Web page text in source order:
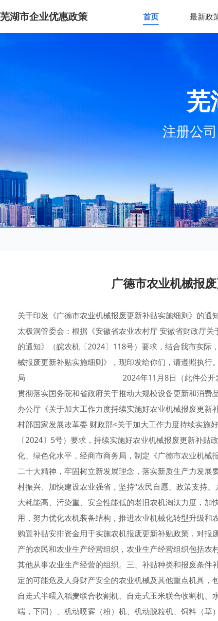
芜湖市企业优惠政策 首页 最新政
芜
注册公
广德市农业机械报
关于印发《广德市农业机械报废更新补贴实施细则》的
太极洞管委会：根据《安徽省农业农村厅 安徽省财政厅
的通知》（皖农机〔2024〕118号）要求，结合我市实
械报废更新补贴实施细则》，现印发给你们，请遵照执行
局 2024年11月8日（此件公开发布） 广德
贯彻落实国务院和省政府关于推动大规模设备更新和消
办公厅《关于加大工作力度持续实施好农业机械报废更
村部国家发展改革委 财政部<关于加大工作力度持续实施
〔2024〕5号）要求，持续实施好农业机械报废更新补
化、绿色化水平，经商市商务局，制定《广德市农业机
二十大精神，牢固树立新发展理念，落实新质生产力发
村振兴、加快建设农业强省，坚持“农民自愿、政策支持
大耗能高、污染重、安全性能低的老旧农机淘汰力度，
用，努力优化农机装备结构，推进农业机械化转型升级
购置补贴安排资金用于实施农机报废更新补贴政策，对
产的农民和农业生产经营组织，农业生产经营组织包括
其他从事农业生产经营的组织。三、补贴种类和报废条
定的可能危及人身财产安全的农业机械及其他重点机具
自走式半喂入稻麦联合收割机、自走式玉米联合收割机
端，下同）、机动喷雾（粉）机、机动脱粒机、饲料（